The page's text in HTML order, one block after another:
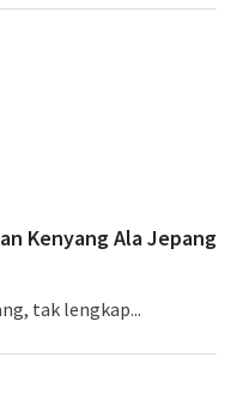
Kenyang Ala Jepang
tak lengkap...